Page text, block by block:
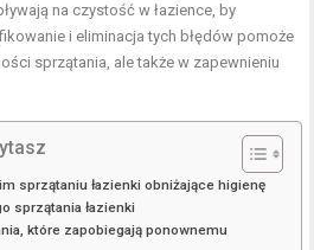
na czystość w łazience, by
i eliminacja tych błędów pomoże
sprzątania, ale także w zapewnieniu
sprzątaniu łazienki obniżające higienę
sprzątania łazienki
które zapobiegają ponownemu